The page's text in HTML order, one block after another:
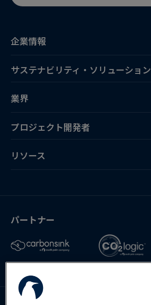
企業情報
サステナビリティ・ソリューション
業界
プロジェクト開発者
リソース
パートナー